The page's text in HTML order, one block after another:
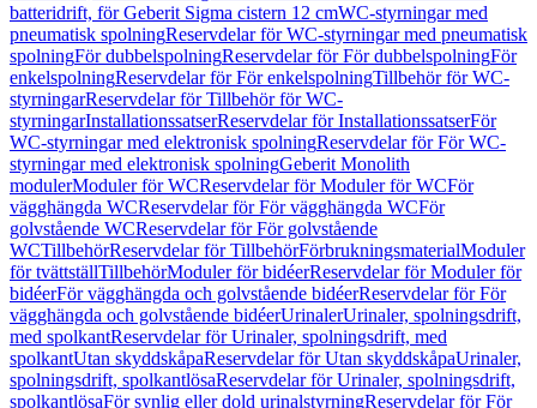
batteridrift, för Geberit Sigma cistern 12 cmWC-styrningar med
pneumatisk spolningReservdelar för WC-styrningar med pneumatisk
spolningFör dubbelspolningReservdelar för För dubbelspolningFör
enkelspolningReservdelar för För enkelspolningTillbehör för WC-
styrningarReservdelar för Tillbehör för WC-
styrningarInstallationssatserReservdelar för InstallationssatserFör
WC-styrningar med elektronisk spolningReservdelar för För WC-
styrningar med elektronisk spolningGeberit Monolith
modulerModuler för WCReservdelar för Moduler för WCFör
vägghängda WCReservdelar för För vägghängda WCFör
golvstående WCReservdelar för För golvstående
WCTillbehörReservdelar för TillbehörFörbrukningsmaterialModuler
för tvättställTillbehörModuler för bidéerReservdelar för Moduler för
bidéerFör vägghängda och golvstående bidéerReservdelar för För
vägghängda och golvstående bidéerUrinalerUrinaler, spolningsdrift,
med spolkantReservdelar för Urinaler, spolningsdrift, med
spolkantUtan skyddskåpaReservdelar för Utan skyddskåpaUrinaler,
spolningsdrift, spolkantlösaReservdelar för Urinaler, spolningsdrift,
spolkantlösaFör synlig eller dold urinalstyrningReservdelar för För